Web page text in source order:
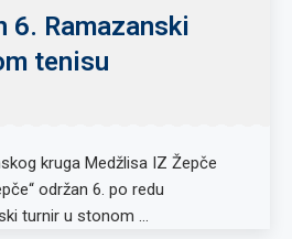
6. Ramazanski
tenisu
kruga Medžlisa IZ Žepče
održan 6. po redu
turnir u stonom …